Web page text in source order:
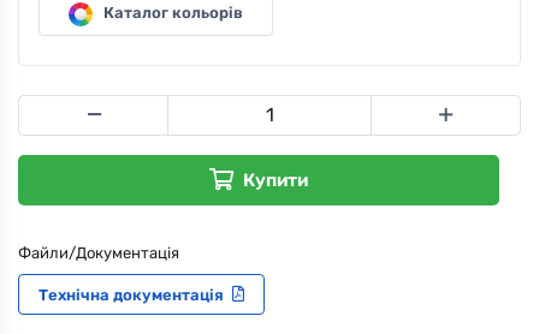
Каталог кольорів
Купити
Файли/Документація
Технічна документація